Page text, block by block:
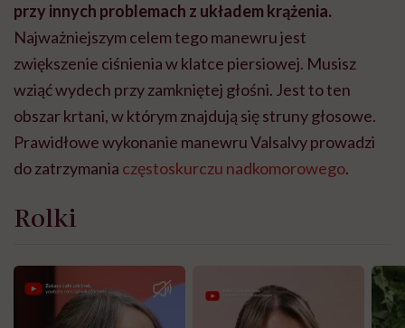
przy innych problemach z układem krążenia.
Najważniejszym celem tego manewru jest
zwiększenie ciśnienia w klatce piersiowej. Musisz
wziąć wydech przy zamkniętej głośni. Jest to ten
obszar krtani, w którym znajdują się struny głosowe.
Prawidłowe wykonanie manewru Valsalvy prowadzi
do zatrzymania częstoskurczu nadkomorowego.
Rolki